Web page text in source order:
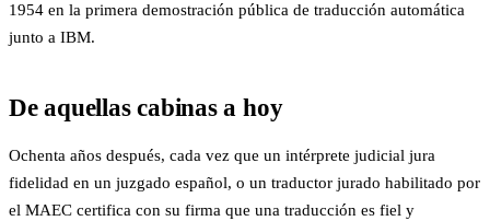
1954 en la primera demostración pública de traducción automática
junto a IBM.
De aquellas cabinas a hoy
Ochenta años después, cada vez que un intérprete judicial jura
fidelidad en un juzgado español, o un traductor jurado habilitado por
el MAEC certifica con su firma que una traducción es fiel y